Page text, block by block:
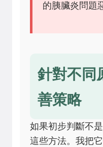
的胰臟炎問題
針對不同
善策略
如果初步判斷不
這些方法。我把